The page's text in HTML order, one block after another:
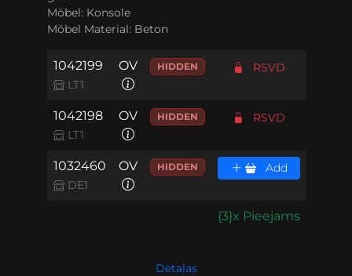
Möbel: Konsole
Möbel Material: Beton
1042199
LT1
OV HIDDEN RSVD
1042198
LT1
OV HIDDEN RSVD
1032460
DE1
OV HIDDEN Add
{3}x Pieejams
Detaļas